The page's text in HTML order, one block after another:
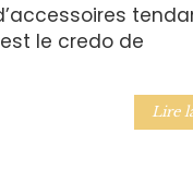
le credo de
Lire